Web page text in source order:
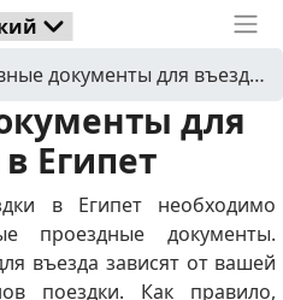
документы для въезда в Египет
для
Египет
в Египет необходимо
проездные документы.
въезда зависят от вашей
поездки. Как правило,